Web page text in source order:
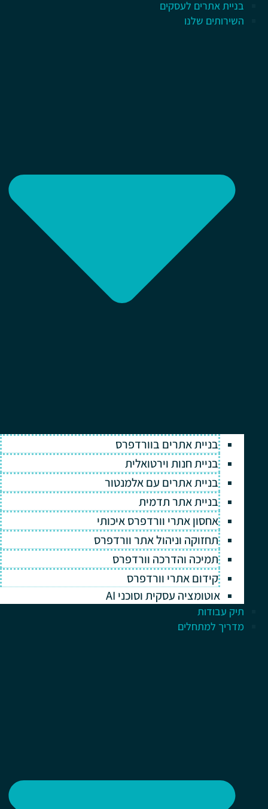
בניית אתרים לעסקים
השירותים שלנו
בניית אתרים בוורדפרס
בניית חנות וירטואלית
בניית אתרים עם אלמנטור
בניית אתר תדמית
אחסון אתרי וורדפרס איכותי
תחזוקה וניהול אתר וורדפרס
תמיכה והדרכה וורדפרס
קידום אתרי וורדפרס
אוטומציה עסקית וסוכני AI
תיק עבודות
מדריך למתחלים